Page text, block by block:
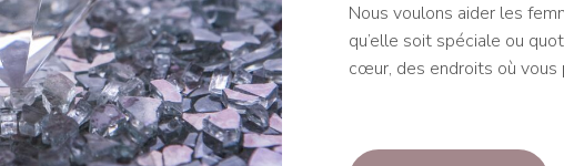
Nous voulons aider les
qu’elle soit spéciale ou
cœur, des endroits où